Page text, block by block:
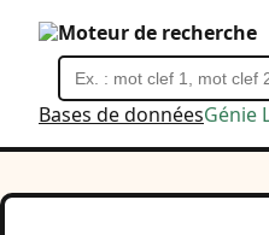
Bases de donnéesGénie
Moteur de recherche